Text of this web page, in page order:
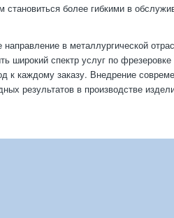
становиться более гибкими в
в металлургической
широкий спектр услуг по
к каждому заказу. Внедрение
результатов в производстве